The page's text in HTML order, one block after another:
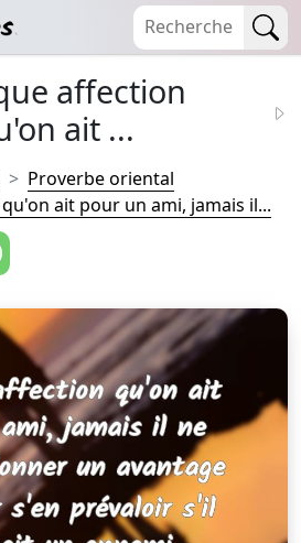
affection
ait ...
Proverbe oriental
ait pour un ami, jamais il...